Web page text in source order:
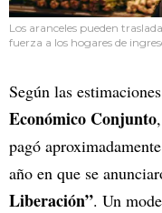
Los aranceles pueden
fuerza a los hogares de
Según las
Económico Conjunto
pagó aproximadamente
año en que se
Liberación”. Un